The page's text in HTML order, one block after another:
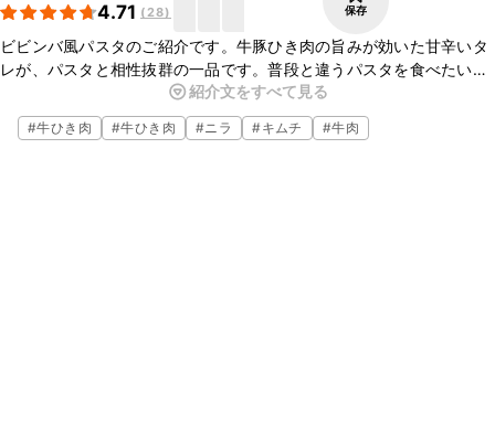
4.71 (28) 保存
ビビンバ風パスタのご紹介です。牛豚ひき肉の旨みが効いた甘辛いタ
レが、パスタと相性抜群の一品です。普段と違うパスタを食べたい時
におすすめですよ。とても簡単に美味しくお作りいただけますので日
のランチや、晩ごはんにいかがでしょうか。この機会にぜひお試しく
ださい。
紹介文をすべて見る
#牛ひき肉 #牛ひき肉 #ニラ #キムチ #牛肉